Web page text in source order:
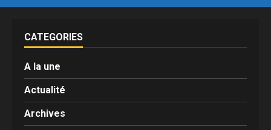
CATEGORIES
A la une
Actualité
Archives